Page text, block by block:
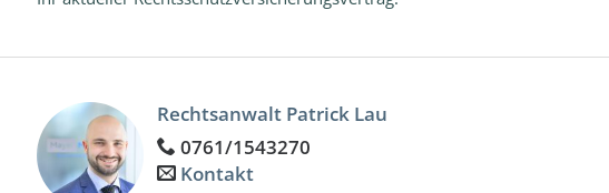
Rechtsanwalt Patrick Lau
0761/1543270
Kontakt